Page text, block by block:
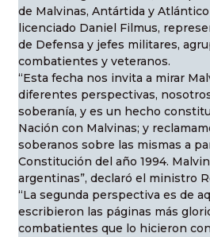
de Malvinas, Antártida y
licenciado Daniel Filmus,
de Defensa y jefes militares,
combatientes y veteranos.
“Esta fecha nos invita a mirar
diferentes perspectivas,
soberanía, y es un hecho
Nación con Malvinas; y
soberanos sobre las mismas a
Constitución del año 1994.
argentinas”, declaró el ministro
“La segunda perspectiva es de
escribieron las páginas más
combatientes que lo hicieron